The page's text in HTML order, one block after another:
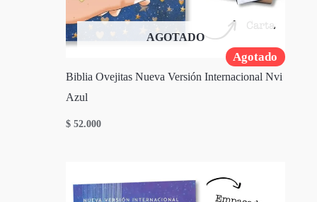
Agotado
AGOTADO
Biblia Ovejitas Nueva Versión Internacional Nvi
Azul
$ 52.000